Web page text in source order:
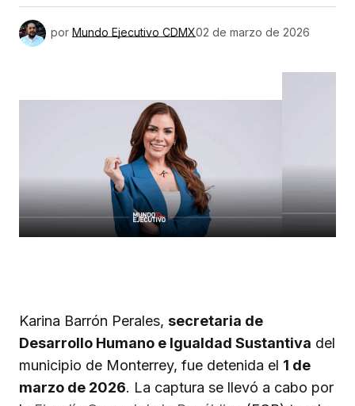
por Mundo Ejecutivo CDMX02 de marzo de 2026
Karina Barrón Perales, secretaria de
Desarrollo Humano e Igualdad Sustantiva del
municipio de Monterrey, fue detenida el 1 de
marzo de 2026. La captura se llevó a cabo por